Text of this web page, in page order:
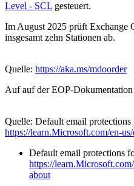
Level - SCL gesteuert.
Im August 2025 prüft Exchange
insgesamt zehn Stationen ab.
Quelle: https://aka.ms/mdoorder
Auf auf der EOP-
Quelle: Default email
https://learn.Microsoft.com/en-
Default email protections
https://
about